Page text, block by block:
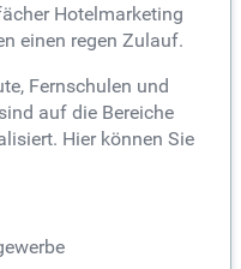
Hotelmarketing
einen regen Zulauf.
Fernschulen und
auf die Bereiche
Hier können Sie